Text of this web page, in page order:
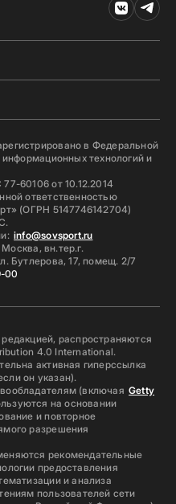
в Федеральной
технологий и
60106 от 10.12.2014
ответственностью
(ОГРН 5147746142704)
info@sovsport.ru
вн.тер.г.
Бутлерова, 17, помещ. 2/7
00
распространяются
4.0 International.
активная гиперссылка
он указан).
(включая Getty
на основании
и повторное
разрешения
рекомендательные
предоставления
и анализа
пользователей сети